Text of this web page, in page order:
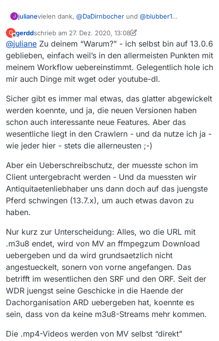
aber funktioniert), dessen output ich in mv rein
schiebe und mit dortigen abos die sendungen
lade. ein mv-update früher hat mir das schonmal
erschwert und die neueren versionen werden
(was ich so mitbekomme) eher etwas
komplizierter, um mv “abusen” zu können.
J julianevielen dank, @DaDirnbocher und @blubber1
einem temp-ordner entscheiden. ich steuere den mv-
aufruf ohnehin mit einem anderen programm. damit
kann ich das verschieben der videos dann auch gleich
machen.
zur “warum 13.2.1” frage:
ich verwende das ganze auf mehreren computern
und 13.2.1 ist das höchste, was bei allen linux-
distributionen dabei ist, ohne selbst irgendwas
compilieren zu müssen.
aber funktioniert), dessen output ich in mv rein
schiebe und mit dortigen abos die sendungen
lade. ein mv-update früher hat mir das schonmal
(was ich so mitbekomme) eher etwas
komplizierter, um mv “abusen” zu können.
G
Offline
gerddschrieb am 27. Dez. 2020, 13:08
zuletzt editiert von gerdd
@juliane Zu deinem “Warum?” - ich selbst bin auf 13.0.6
geblieben, einfach weil’s in den allermeisten Punkten mit
meinem Workflow uebereinstimmt. Gelegentlich hole ich
mir auch Dinge mit wget oder youtube-dl.
Sicher gibt es immer mal etwas, das glatter abgewickelt
werden koennte, und ja, die neuen Versionen haben
schon auch interessante neue Features. Aber das
wesentliche liegt in den Crawlern - und da nutze ich ja -
wie jeder hier - stets die allerneusten ;-)
Aber ein Ueberschreibschutz, der muesste schon im
Client untergebracht werden - Und da muessten wir
Antiquitaetenliebhaber uns dann doch auf das juengste
Pferd schwingen (13.7.x), um auch etwas davon zu
haben.
Nur kurz zur Unterscheidung: Alles, wo die URL mit
.m3u8 endet, wird von MV an ffmpegzum Download
uebergeben und da wird grundsaetzlich nicht
angestueckelt, sonern von vorne angefangen. Das
betrifft im wesentlichen den SRF und den ORF. Seit der
WDR juengst seine Geschicke in die Haende der
Dachorganisation ARD uebergeben hat, koennte es
sein, dass von da keine m3u8-Streams mehr kommen.
Die .mp4-Videos werden von MV selbst “direkt”